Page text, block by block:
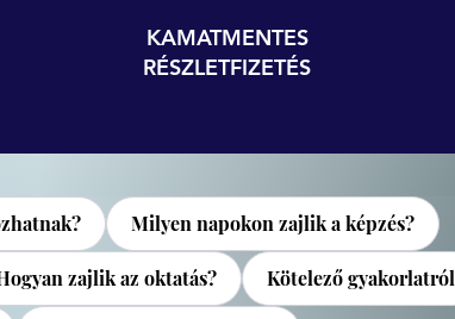
KAMATMENTES
RÉSZLETFIZETÉS
Milyen napokon zajlik a képzés?
zajlik az oktatás? Kötelező gyakorlatról